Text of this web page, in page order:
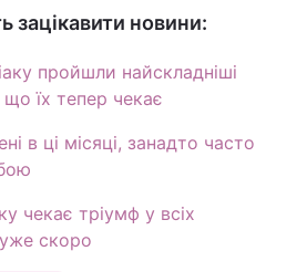
зацікавити новини:
пройшли найскладніші
їх тепер чекає
в ці місяці, занадто часто
чекає тріумф у всіх
скоро